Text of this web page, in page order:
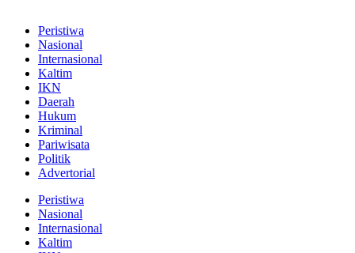
Peristiwa
Nasional
Internasional
Kaltim
IKN
Daerah
Hukum
Kriminal
Pariwisata
Politik
Advertorial
Peristiwa
Nasional
Internasional
Kaltim